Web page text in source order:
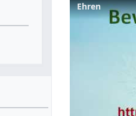
Ehren